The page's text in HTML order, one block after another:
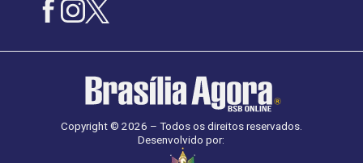
Copyright © 2026 – Todos os direitos reservados.
Desenvolvido por: